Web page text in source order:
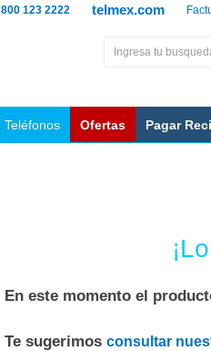
telmex.com
800 123 2222
Teléfonos Ofertas Pagar
En este momento el
Te sugerimos consultar